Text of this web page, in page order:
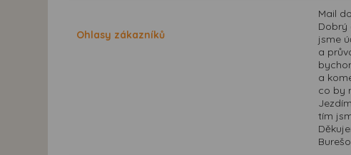
Ohlasy zákazníků
Mail
Dobrý
jsme
a
a
co by
tím